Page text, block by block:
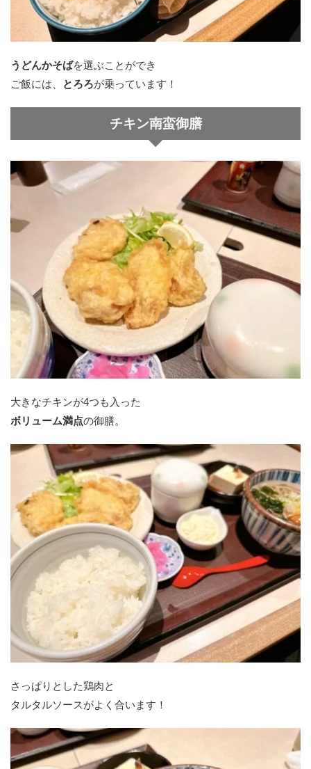
うどんかそばを選ぶことができ
ご飯には、
とろろが乗っています！
チキン南蛮御膳
大きなチキンが4つも入った
ボリューム満点の御膳。
さっぱりとした鶏肉と
タルタルソースがよく合います！